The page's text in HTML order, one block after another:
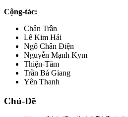
Cộng-tác:
Chân Trần
Lê Kim Hải
Ngô Chân Điện
Nguyễn Mạnh Kym
Thiện-Tâm
Trần Bá Giang
Yên Thanh
Chủ-Đề